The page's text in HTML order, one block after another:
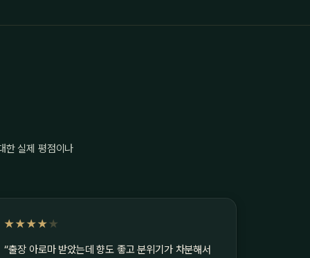
한 실제 평점이나
★★★★ ★
“출장 아로마 받았는데 향도 좋고 분위기가 차분해서